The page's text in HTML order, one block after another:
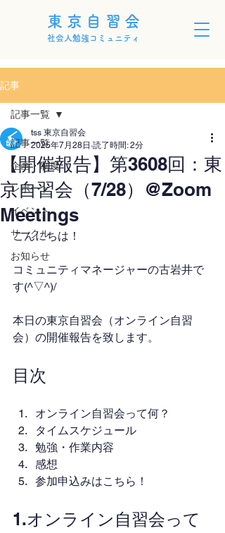
東京自習会
社会人勉強コミュニティ
記事
記事一覧
企画・制度
レポート
イベント
サークル
お知らせ
記事一覧
【開催報告】第3608回：東
京自習会（7/28）@Zoom
Meetings
tss 東京自習会
2025年7月28日 読了時間: 2分
こんにちは！
コミュニティマネージャーの古岩井で
す(^▽^)/
本日の東京自習会（オンライン自習
会）の開催報告を致します。
目次
オンライン自習会って何？
タイムスケジュール
勉強・作業内容
感想
参加申込みはこちら！
1.オンライン自習会って